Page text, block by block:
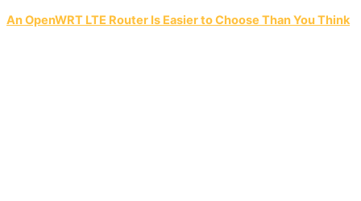
An OpenWRT LTE Router Is Easier to Choose Than You Think